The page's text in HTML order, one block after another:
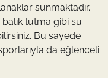
sunmaktadır.
tutma gibi su
Bu sayede
da eğlenceli